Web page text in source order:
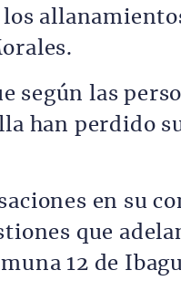
según las
han perdido
en su
que
12 de